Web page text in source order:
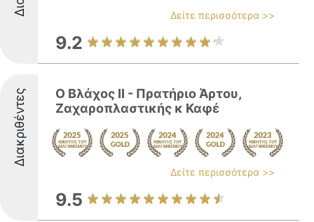
Δείτε περισσότερα >>
9.2
Διακριθέντες
Ο Βλάχος ΙΙ - Πρατήριο Άρτου,
Ζαχαροπλαστικής κ Καφέ
Δείτε περισσότερα >>
9.5